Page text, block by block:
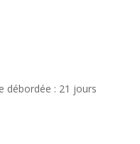
débordée : 21 jours